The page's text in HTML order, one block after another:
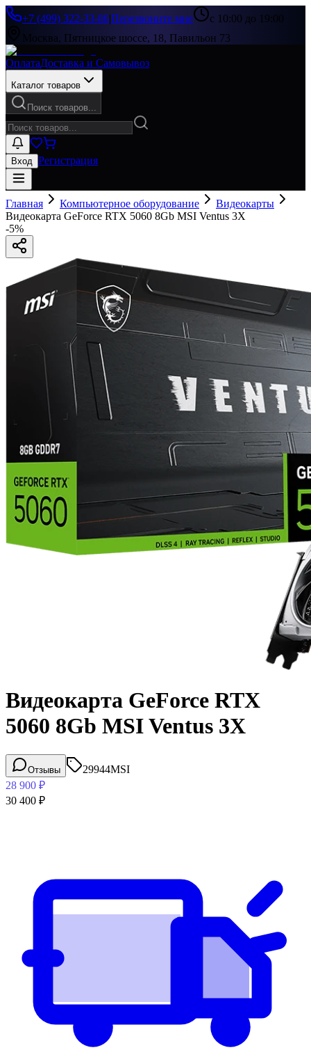
+7 (499) 322-33-86|Перезвоните мне
с 10:00 до 19:00
Москва, Пятницкое шоссе, 18, Павильон 73
ОплатаДоставка и Самовывоз
Каталог товаров
Поиск товаров...
Вход Регистрация
Главная Компьютерное оборудование
Видеокарты
Видеокарта GeForce RTX 5060 8Gb MSI Ventus 3X
-5%
Видеокарта GeForce RTX
5060 8Gb MSI Ventus 3X
Отзывы 29944MSI
28 900 ₽
30 400 ₽